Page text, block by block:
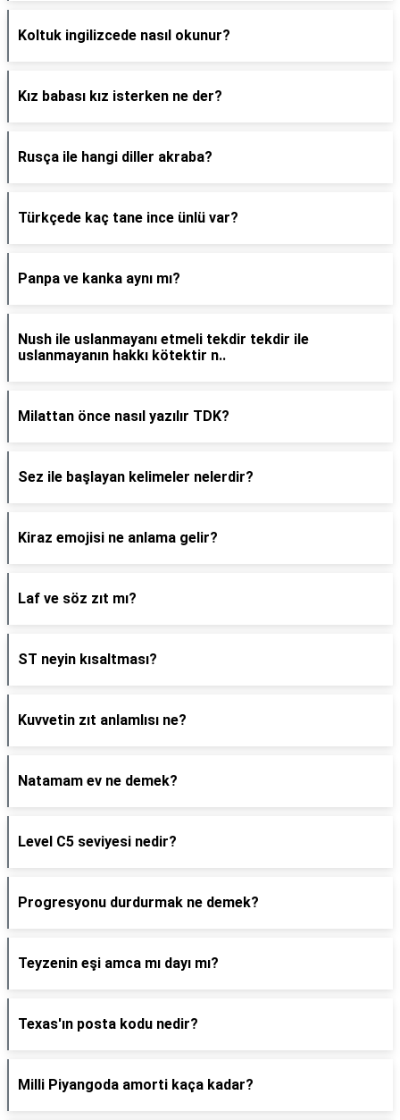
Koltuk ingilizcede nasıl okunur?
Kız babası kız isterken ne der?
Rusça ile hangi diller akraba?
Türkçede kaç tane ince ünlü var?
Panpa ve kanka aynı mı?
Nush ile uslanmayanı etmeli tekdir tekdir ile
uslanmayanın hakkı kötektir n..
Milattan önce nasıl yazılır TDK?
Sez ile başlayan kelimeler nelerdir?
Kiraz emojisi ne anlama gelir?
Laf ve söz zıt mı?
ST neyin kısaltması?
Kuvvetin zıt anlamlısı ne?
Natamam ev ne demek?
Level C5 seviyesi nedir?
Progresyonu durdurmak ne demek?
Teyzenin eşi amca mı dayı mı?
Texas'ın posta kodu nedir?
Milli Piyangoda amorti kaça kadar?